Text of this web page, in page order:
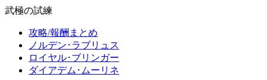
武極の試練
攻略/報酬まとめ
ノルデン･ラブリュス
ロイヤル･ブリンガー
ダイアデム･ムーリネ